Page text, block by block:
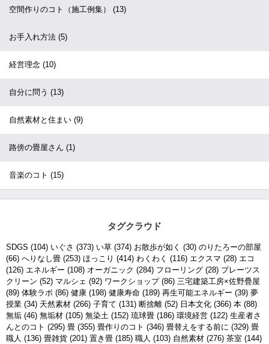
空間作りのコト（施工例集） (13)
お手入れ方法 (5)
経営理念 (10)
自分に問う (13)
自然素材と住まい (9)
路傍の畳屋さん (1)
音楽のコト (15)
タグクラウド
SDGS (104) いぐさ (373) い草 (374) お散歩が如く (30) のりたろーの部屋
(66) へりなし畳 (253) ほっこり (414) わくわく (116) エクスマ (28) エコ
(126) エネルギー (108) オーガニック (284) フローリング (28) プレーツス
クリーン (52) マルシェ (92) ワークショップ(86) 三宅建築工房×佐野疊屋
(89) 体験ラボ (86) 健康 (198) 健康寿命 (189) 再生可能エネルギー (39) 夢
授業 (34) 天然素材 (266) 子育て (131) 断捨離 (52) 日本文化 (366) 本 (88)
無垢 (46) 無垢材 (105) 無染土 (152) 琉球畳 (186) 環境経営 (122) 生産者さ
んとのコト (295) 畳 (355) 畳作りのコト (346) 畳替えをする前に (329) 畳
職人 (136) 畳雑貨 (201) 置き畳 (185) 職人 (103) 自然素材 (276) 茶室 (144)